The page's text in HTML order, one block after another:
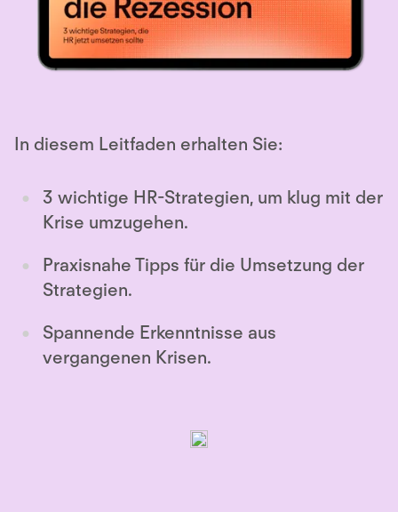
In diesem Leitfaden erhalten Sie:
3 wichtige HR-Strategien, um klug mit der
Krise umzugehen.
Praxisnahe Tipps für die Umsetzung der
Strategien.
Spannende Erkenntnisse aus
vergangenen Krisen.